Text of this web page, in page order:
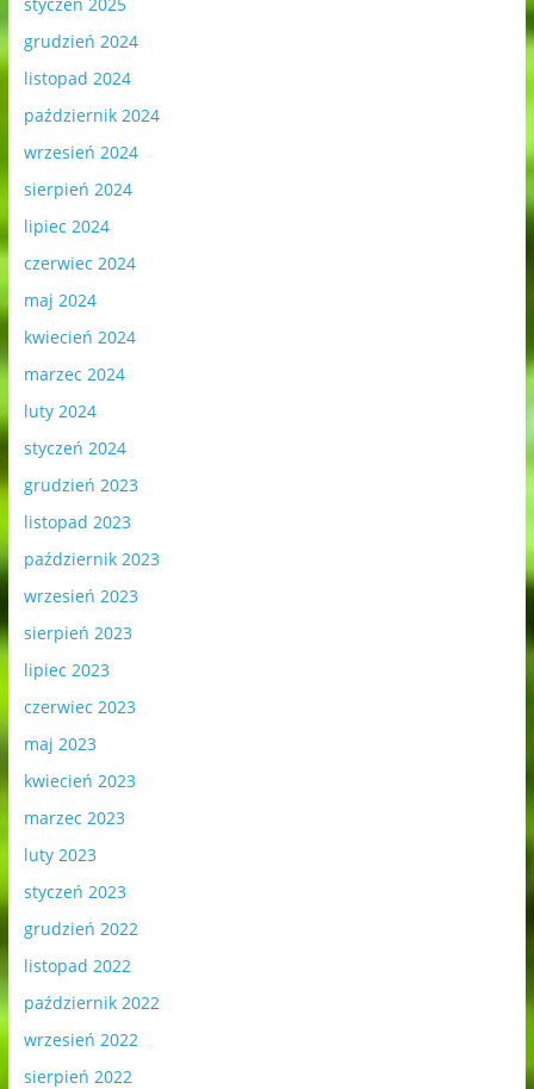
grudzień 2024
listopad 2024
październik 2024
wrzesień 2024
sierpień 2024
lipiec 2024
czerwiec 2024
maj 2024
kwiecień 2024
marzec 2024
luty 2024
styczeń 2024
grudzień 2023
listopad 2023
październik 2023
wrzesień 2023
sierpień 2023
lipiec 2023
czerwiec 2023
maj 2023
kwiecień 2023
marzec 2023
luty 2023
styczeń 2023
grudzień 2022
listopad 2022
październik 2022
wrzesień 2022
sierpień 2022